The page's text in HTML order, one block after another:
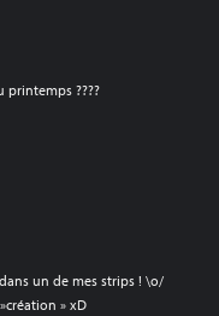
printemps ????
un de mes strips ! \o/
» xD